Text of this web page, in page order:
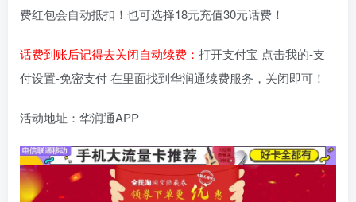
费红包会自动抵扣！也可选择18元充值30元话费！
话费到账后记得去关闭自动续费： 打开支付宝 点击我的-支
付设置-免密支付 在里面找到华润通续费服务，关闭即可！
活动地址：华润通APP